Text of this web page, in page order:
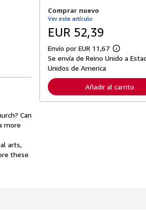
Can
more
arts,
these
b
e
a
v
Comprar nuevo
Ver este artículo
EUR 52,39
Envío por EUR 11,67
M
á
f
o
r
Se envía de Reino Unido a
Unidos de America
Añadir al carrito